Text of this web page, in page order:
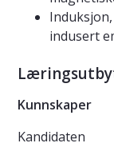
indusert
Kunnskaper
Kandidaten